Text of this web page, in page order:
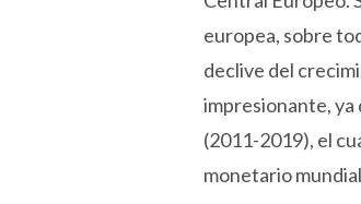
europea, sobre
declive del
impresionante,
(2011-2019), el
monetario